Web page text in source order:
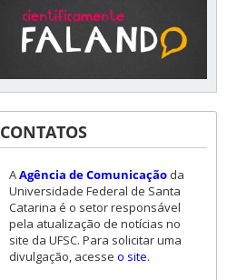
CONTATOS
AAgência de Comunicaçãoda
Universidade Federal de Santa
Catarina é o setor responsável
pela atualização de notícias no
site da UFSC. Para solicitar uma
divulgação, acesse o site.